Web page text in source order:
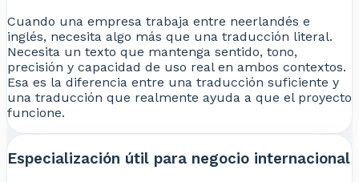
Cuando una empresa trabaja entre neerlandés e
inglés, necesita algo más que una traducción literal.
Necesita un texto que mantenga sentido, tono,
precisión y capacidad de uso real en ambos contextos.
Esa es la diferencia entre una traducción suficiente y
una traducción que realmente ayuda a que el proyecto
funcione.
Especialización útil para negocio internacional